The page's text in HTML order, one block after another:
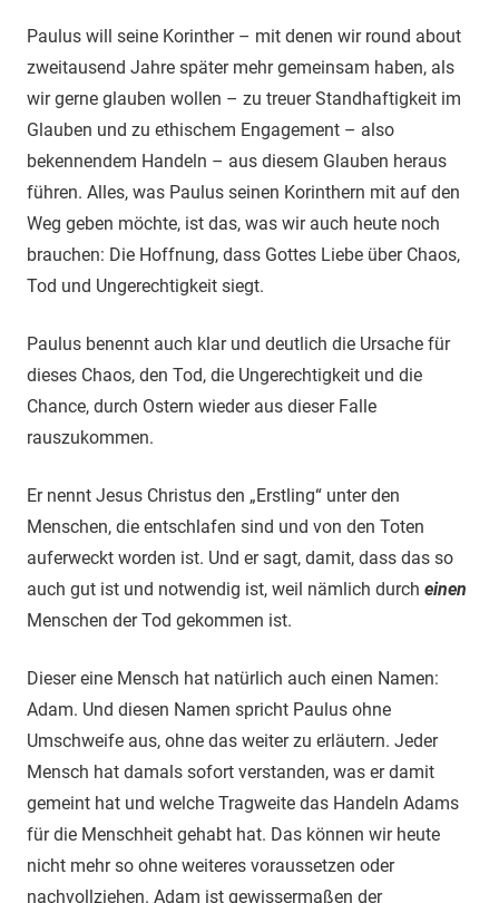
Paulus will seine Korinther – mit denen wir round about
zweitausend Jahre später mehr gemeinsam haben, als
wir gerne glauben wollen – zu treuer Standhaftigkeit im
Glauben und zu ethischem Engagement – also
bekennendem Handeln – aus diesem Glauben heraus
führen. Alles, was Paulus seinen Korinthern mit auf den
Weg geben möchte, ist das, was wir auch heute noch
brauchen: Die Hoffnung, dass Gottes Liebe über Chaos,
Tod und Ungerechtigkeit siegt.
Paulus benennt auch klar und deutlich die Ursache für
dieses Chaos, den Tod, die Ungerechtigkeit und die
Chance, durch Ostern wieder aus dieser Falle
rauszukommen.
Er nennt Jesus Christus den „Erstling“ unter den
Menschen, die entschlafen sind und von den Toten
auferweckt worden ist. Und er sagt, damit, dass das so
auch gut ist und notwendig ist, weil nämlich durch einen
Menschen der Tod gekommen ist.
Dieser eine Mensch hat natürlich auch einen Namen:
Adam. Und diesen Namen spricht Paulus ohne
Umschweife aus, ohne das weiter zu erläutern. Jeder
Mensch hat damals sofort verstanden, was er damit
gemeint hat und welche Tragweite das Handeln Adams
für die Menschheit gehabt hat. Das können wir heute
nicht mehr so ohne weiteres voraussetzen oder
nachvollziehen. Adam ist gewissermaßen der